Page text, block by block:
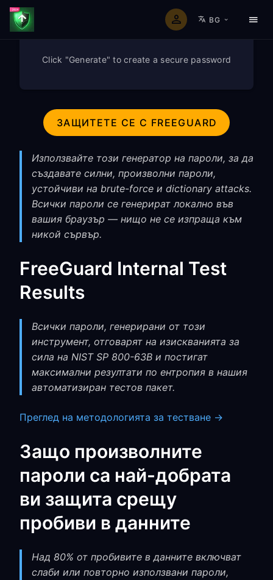
BG
Click "Generate" to create a secure password
ЗАЩИТЕТЕ СЕ С FREEGUARD
Използвайте този генератор на пароли, за да
създавате силни, произволни пароли,
устойчиви на brute-force и dictionary attacks.
Всички пароли се генерират локално във
вашия браузър — нищо не се изпраща към
никой сървър.
FreeGuard Internal Test
Results
Всички пароли, генерирани от този
инструмент, отговарят на изискванията за
сила на NIST SP 800-63B и постигат
максимални резултати по ентропия в нашия
автоматизиран тестов пакет.
Преглед на методологията за тестване →
Защо произволните
пароли са най-добрата
ви защита срещу
пробиви в данните
Над 80% от пробивите в данните включват
слаби или повторно използвани пароли,